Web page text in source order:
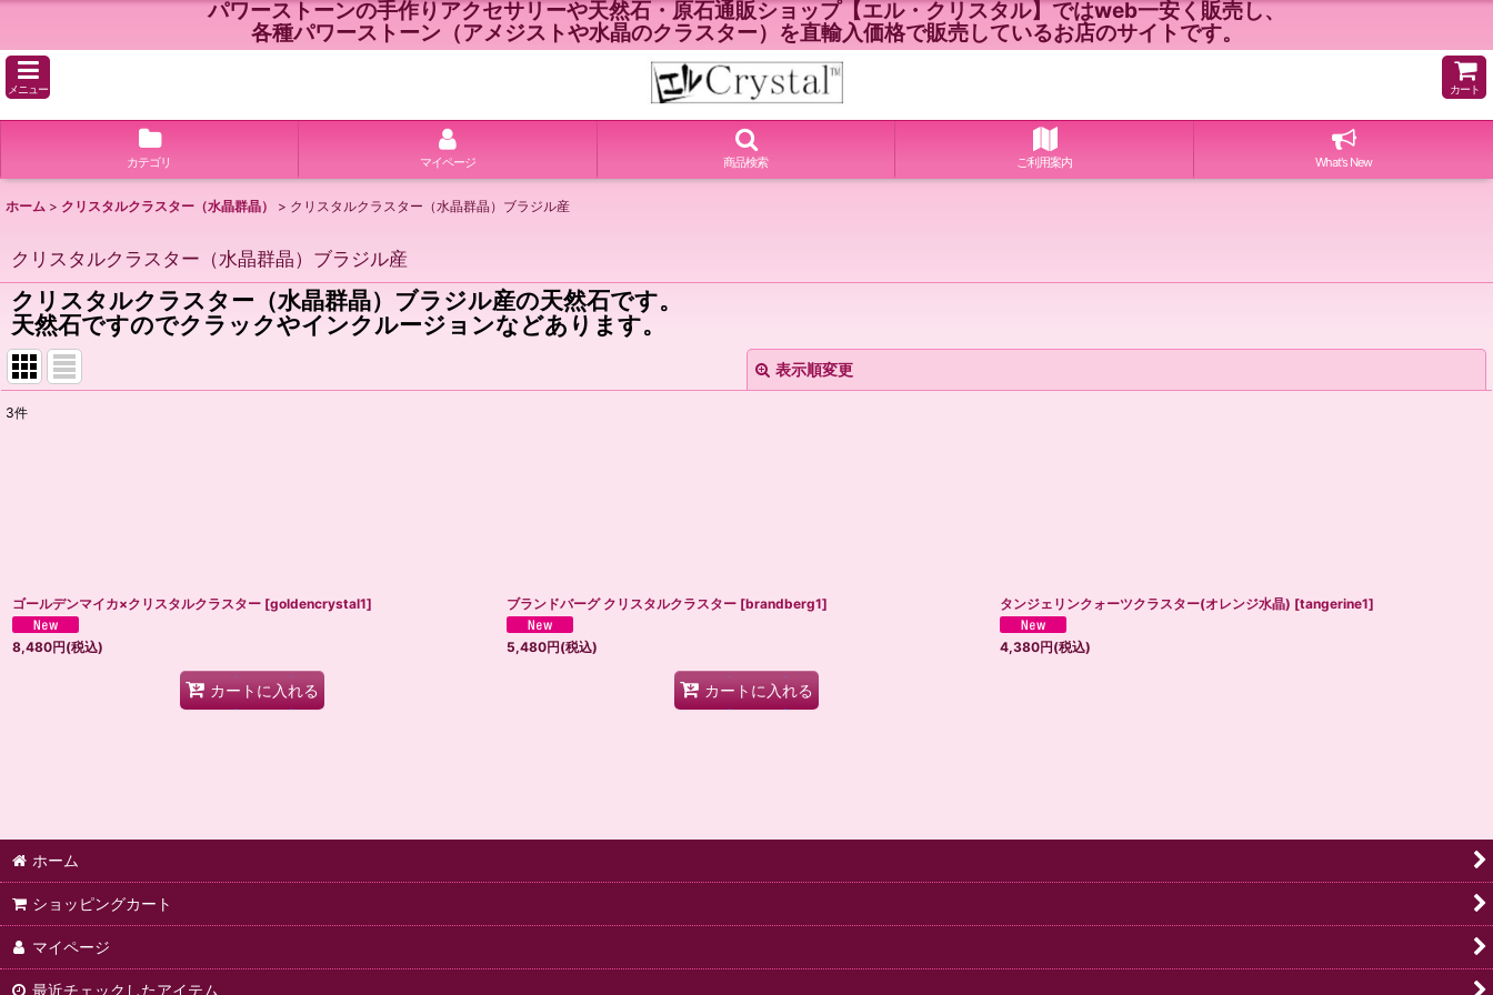
パワーストーンの手作りアクセサリーや天然石・原石通販ショップ【エル・クリスタル】ではweb一安く販売し、
各種パワーストーン（アメジストや水晶のクラスター）を直輸入価格で販売しているお店のサイトです。
メニュー カート
カテゴリ マイページ 商品検索 ご利用案内 What's New
ホーム > クリスタルクラスター（水晶群晶） > クリスタルクラスター（水晶群晶）ブラジル産
クリスタルクラスター（水晶群晶）ブラジル産
クリスタルクラスター（水晶群晶）ブラジル産の天然石です。
天然石ですのでクラックやインクルージョンなどあります。
表示順変更
3件
ゴールデンマイカ×クリスタルクラスター [goldencrystal1]
8,480円(税込)
カートに入れる
ブランドバーグ クリスタルクラスター [brandberg1]
5,480円(税込)
カートに入れる
タンジェリンクォーツクラスター(オレンジ水晶) [tangerine1]
4,380円(税込)
ホーム
ショッピングカート
マイページ
最近チェックしたアイテム